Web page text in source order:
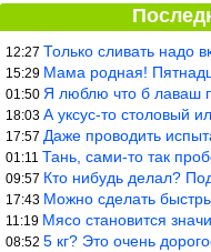
12:27 Только сливать надо
15:29 Мама родная!
01:50 Я люблю что б лаваш
18:03 А уксус-то столовый
17:57 Даже проводить
01:11 Тань, сами-то так
09:57 Кто нибудь делал?
17:43 Можно сделать быстрый
11:19 Мясо становится
08:52 5 кг? Это очень дорогое